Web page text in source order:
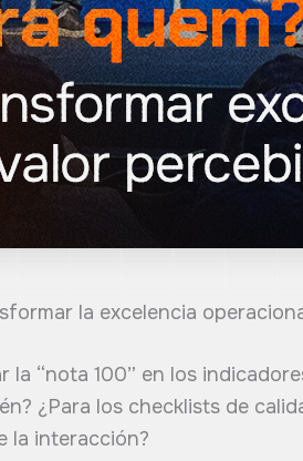
la excelencia
“nota 100” en los
¿Para los checklists de
la interacción?